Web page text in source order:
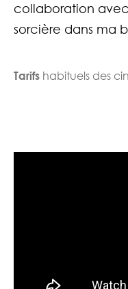
collaboration avec
sorcière dans ma
Tarifs habituels des